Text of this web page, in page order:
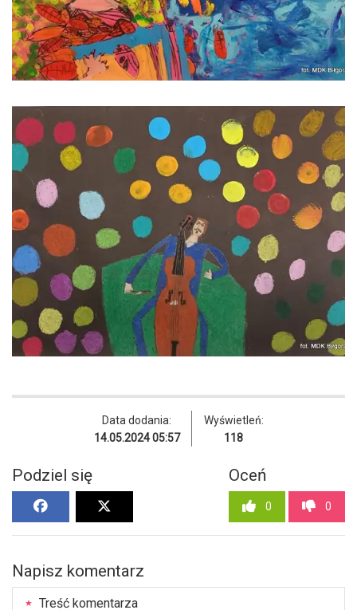
Data dodania:
14.05.2024 05:57
Wyświetleń:
118
Podziel się Oceń
0 0
Napisz komentarz
Treść komentarza